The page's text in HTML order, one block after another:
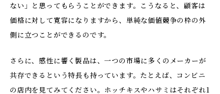
ない」と思ってもらうことができます。こうなると、顧客は
価格に対して寛容になりますから、単純な価値競争の枠の外
側に立つことができるのです。
さらに、感性に響く製品は、一つの市場に多くのメーカーが
共存できるという特長も持っています。たとえば、コンビニ
の店内を見てみてください。ホッチキスやハサミはそれぞれ1